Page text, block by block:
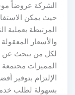
الشركة عروضاً
حيث يمكن
المرتبطة بعملية
والأسعار
لكل من يبحث عن
المميزات مجتمعة
الإلتزام بتوفير
بسهولة لطلب